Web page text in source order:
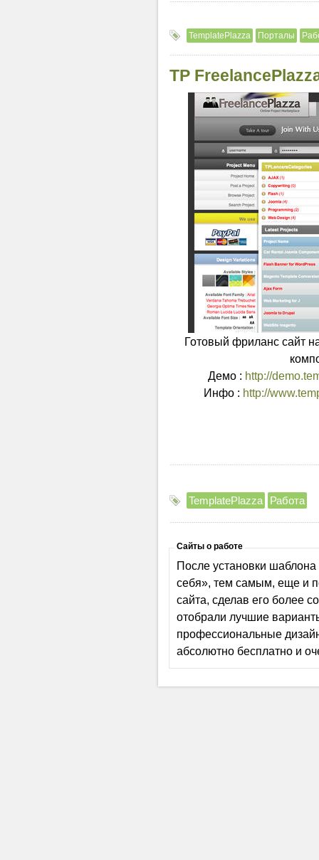
TemplatePlazza Порталы
TP
Готовый фриланс сайт
Демо : http://
Инфо : http://
TemplatePlazza Работа
Сайты о работе
После установки
себя», тем самым, еще и
сайта, сделав его более
отобрали лучшие
профессиональные
абсолютно бесплатно и